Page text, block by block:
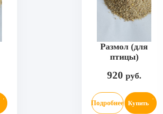
Размол (для
птицы)
920 руб.
Подробнее Купить